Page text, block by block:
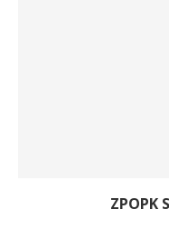
ZPOPK